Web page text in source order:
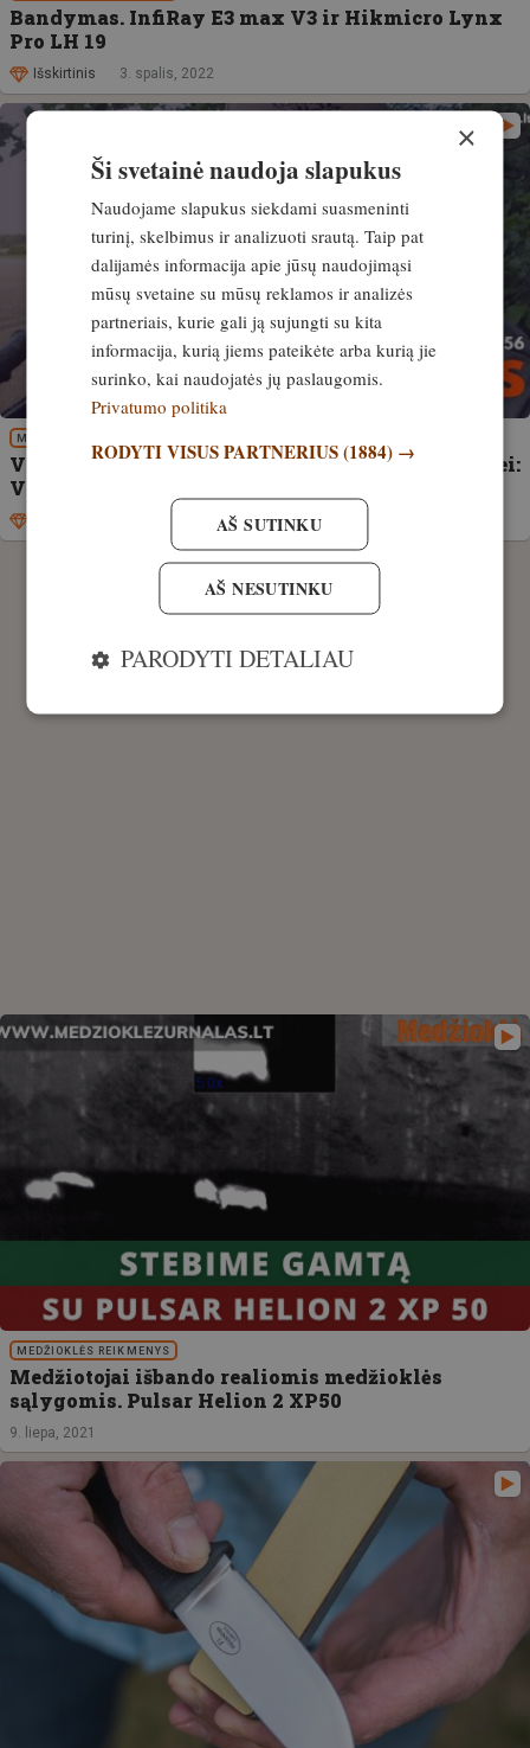
Bandymas. InfiRay E3 max V3 ir Hikmicro Lynx
Pro LH 19
Išskirtinis 3. spalis, 2022
MEDŽIOKLĖS REIKMENYS
VIDEO! Idealus pasirinkimas stirninų medžioklei:
Vector Optics Continental x6 2.5-15×56 G4
23. rugpjūtis, 2022
MEDŽIOKLĖS REIKMENYS
Medžiotojai išbando realiomis medžioklės
sąlygomis. Pulsar Helion 2 XP50
9. liepa, 2021
×
Ši svetainė naudoja slapukus
Naudojame slapukus siekdami suasmeninti
turinį, skelbimus ir analizuoti srautą. Taip pat
dalijamės informacija apie jūsų naudojimąsi
mūsų svetaine su mūsų reklamos ir analizės
partneriais, kurie gali ją sujungti su kita
informacija, kurią jiems pateikėte arba kurią jie
surinko, kai naudojatės jų paslaugomis.
Privatumo politika
RODYTI VISUS PARTNERIUS(1884) →
AŠ SUTINKU
AŠ NESUTINKU
PARODYTI DETALIAU